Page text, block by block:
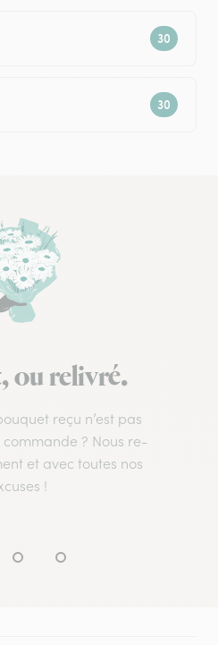
ou relivré.
reçu n’est pas
? Nous re-
et avec toutes nos
!